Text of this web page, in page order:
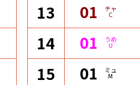
13 01 チャ
C
14 01 うめ
U
15 01 ミュ
M